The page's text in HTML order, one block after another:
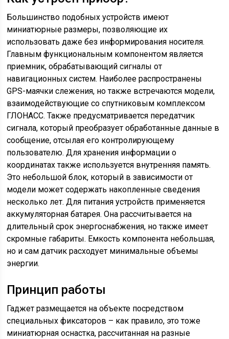
Большинство подобных устройств имеют
миниатюрные размеры, позволяющие их
использовать даже без информирования носителя.
Главным функциональным компонентом является
приемник, обрабатывающий сигналы от
навигационных систем. Наиболее распространены
GPS-маячки слежения, но также встречаются модели,
взаимодействующие со спутниковым комплексом
ГЛОНАСС. Также предусматривается передатчик
сигнала, который преобразует обработанные данные в
сообщение, отсылая его контролирующему
пользователю. Для хранения информации о
координатах также используется внутренняя память.
Это небольшой блок, который в зависимости от
модели может содержать накопленные сведения
несколько лет. Для питания устройств применяется
аккумуляторная батарея. Она рассчитывается на
длительный срок энергоснабжения, но также имеет
скромные габариты. Емкость компонента небольшая,
но и сам датчик расходует минимальные объемы
энергии.
Принцип работы
Гаджет размещается на объекте посредством
специальных фиксаторов – как правило, это тоже
миниатюрная оснастка, рассчитанная на разные